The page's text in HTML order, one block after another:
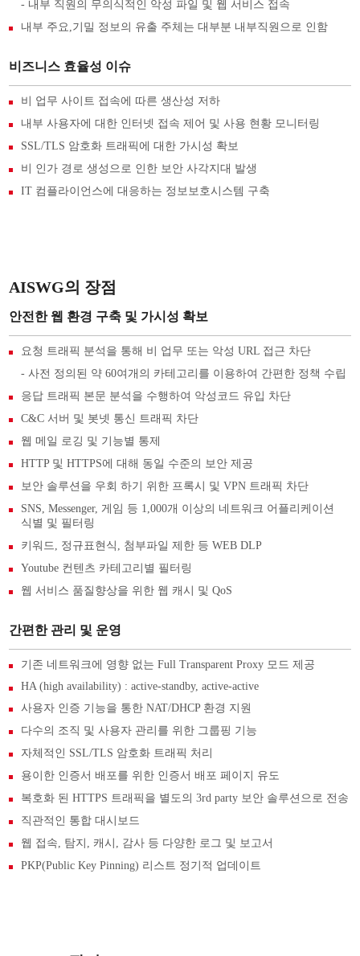
- 내부 직원의 무의식적인 악성 파일 및 웹 서비스 접속
내부 주요,기밀 정보의 유출 주체는 대부분 내부직원으로 인함
비즈니스 효율성 이슈
비 업무 사이트 접속에 따른 생산성 저하
내부 사용자에 대한 인터넷 접속 제어 및 사용 현황 모니터링
SSL/TLS 암호화 트래픽에 대한 가시성 확보
비 인가 경로 생성으로 인한 보안 사각지대 발생
IT 컴플라이언스에 대응하는 정보보호시스템 구축
AISWG의 장점
안전한 웹 환경 구축 및 가시성 확보
요청 트래픽 분석을 통해 비 업무 또는 악성 URL 접근 차단
- 사전 정의된 약 60여개의 카테고리를 이용하여 간편한 정책 수립
응답 트래픽 본문 분석을 수행하여 악성코드 유입 차단
C&C 서버 및 봇넷 통신 트래픽 차단
웹 메일 로깅 및 기능별 통제
HTTP 및 HTTPS에 대해 동일 수준의 보안 제공
보안 솔루션을 우회 하기 위한 프록시 및 VPN 트래픽 차단
SNS, Messenger, 게임 등 1,000개 이상의 네트워크 어플리케이션
식별 및 필터링
키워드, 정규표현식, 첨부파일 제한 등 WEB DLP
Youtube 컨텐츠 카테고리별 필터링
웹 서비스 품질향상을 위한 웹 캐시 및 QoS
간편한 관리 및 운영
기존 네트워크에 영향 없는 Full Transparent Proxy 모드 제공
HA (high availability) : active-standby, active-active
사용자 인증 기능을 통한 NAT/DHCP 환경 지원
다수의 조직 및 사용자 관리를 위한 그룹핑 기능
자체적인 SSL/TLS 암호화 트래픽 처리
용이한 인증서 배포를 위한 인증서 배포 페이지 유도
복호화 된 HTTPS 트래픽을 별도의 3rd party 보안 솔루션으로 전송
직관적인 통합 대시보드
웹 접속, 탐지, 캐시, 감사 등 다양한 로그 및 보고서
PKP(Public Key Pinning) 리스트 정기적 업데이트